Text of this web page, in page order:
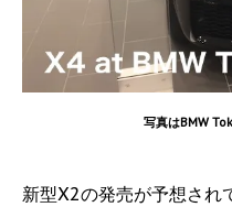
写真はBMW
新型X2の発売が予想され